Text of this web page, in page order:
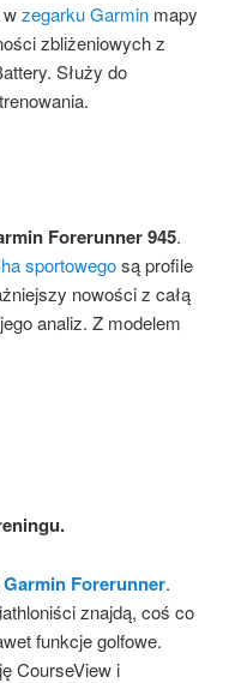
zegarku Garminmapy
zbliżeniowych z
Służy do
Forerunner 945.
sportowegosą profile
nowości z całą
analiz. Z modelem
Garmin Forerunner.
znajdą, coś co
funkcje golfowe.
CourseView i